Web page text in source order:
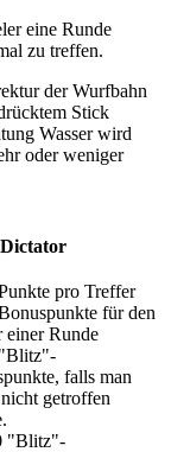
eine Runde
zu treffen.
der Wurfbahn
Stick
Wasser wird
oder weniger
Dictator
pro Treffer
für den
einer Runde
falls man
getroffen
"Blitz"-